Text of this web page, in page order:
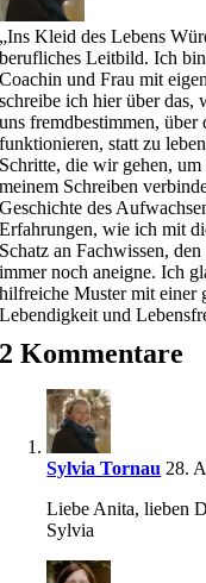
„Ins Kleid des Lebens
berufliches Leitbild. Ich
Coachin und Frau mit
schreibe ich hier über
uns fremdbestimmen,
funktionieren, statt zu
Schritte, die wir gehen,
meinem Schreiben
Geschichte des
Erfahrungen, wie ich mit
Schatz an Fachwissen,
immer noch aneigne. Ich
hilfreiche Muster mit einer
Lebendigkeit und
2 Kommentare
Sylvia Tornau 28.
Liebe Anita, lieben
Sylvia